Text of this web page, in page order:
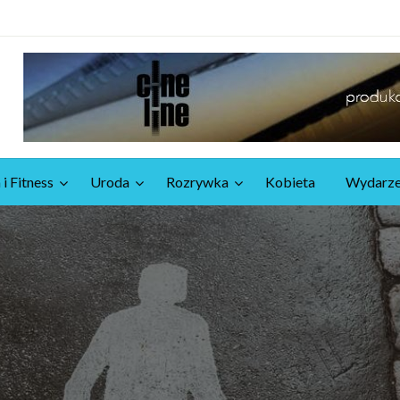
Fitness Uroda Rozrywka Kobieta